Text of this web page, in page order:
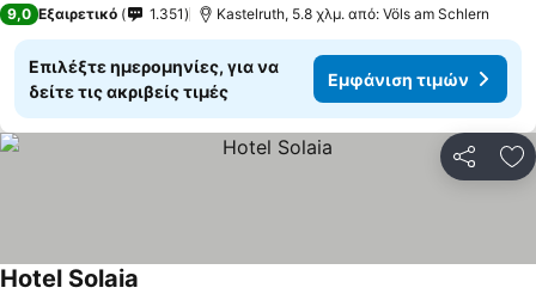
9,0 Εξαιρετικό 1.351 Kastelruth, 5.8 χλμ. από: Völs am Schlern
Επιλέξτε ημερομηνίες, για να
δείτε τις ακριβείς τιμές
Εμφάνιση τιμών
Hotel Solaia